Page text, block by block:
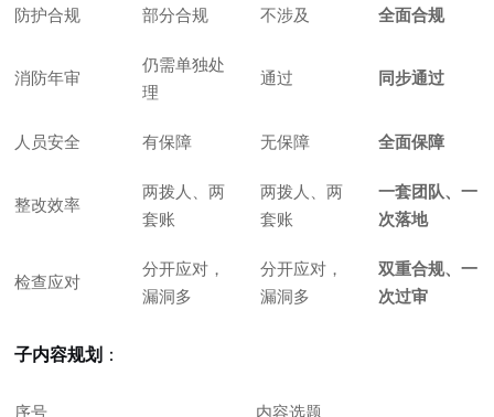
防护合规 部分合规 不涉及 全面合规
消防年审
仍需单独处
理
通过 同步通过
人员安全 有保障 无保障 全面保障
整改效率
两拨人、两
套账
两拨人、两
套账
一套团队、一
次落地
检查应对
分开应对，
漏洞多
分开应对，
漏洞多
双重合规、一
次过审
子内容规划 ：
序号 内容选题